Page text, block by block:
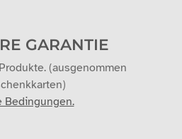
GARANTIE
(ausgenommen
Bedingungen.